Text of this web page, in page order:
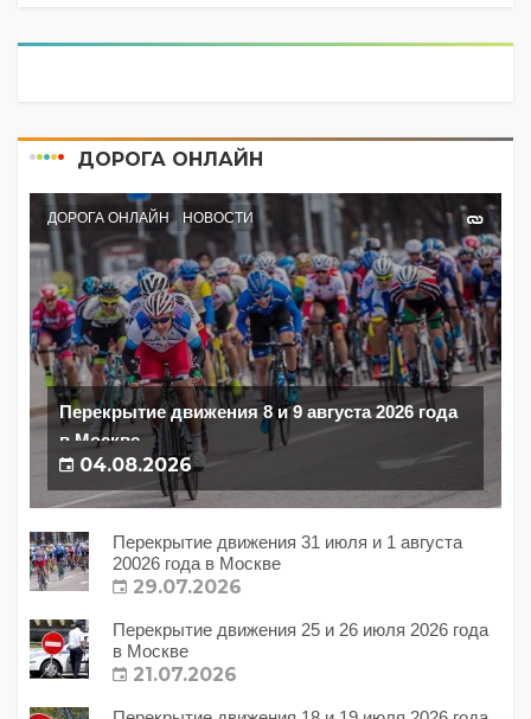
ДОРОГА ОНЛАЙН
ДОРОГА ОНЛАЙН НОВОСТИ
Перекрытие движения 8 и 9 августа 2026 года
в Москве
04.08.2026
Перекрытие движения 31 июля и 1 августа
20026 года в Москве
29.07.2026
Перекрытие движения 25 и 26 июля 2026 года
в Москве
21.07.2026